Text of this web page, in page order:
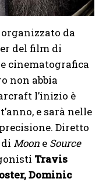
da
del film di
cinematografica
non abbia
l’inizio è
e sarà nelle
Diretto
Moon e Source
Travis
Dominic